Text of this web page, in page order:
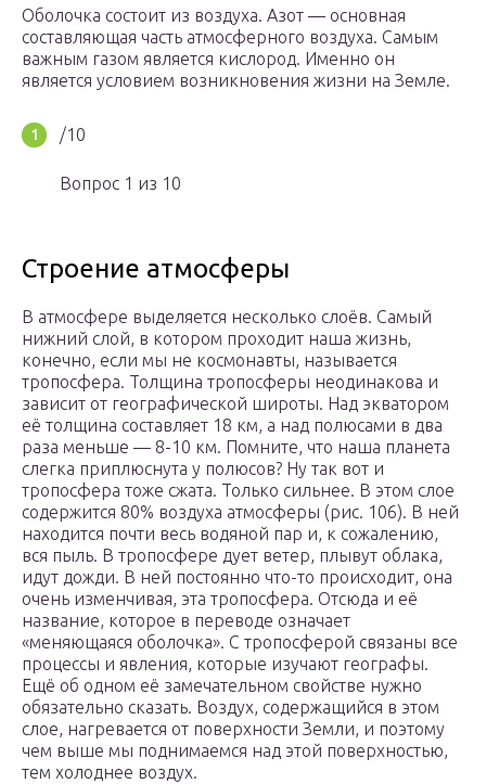
Оболочка состоит из воздуха. Азот — основная
составляющая часть атмосферного воздуха. Самым
важным газом является кислород. Именно он
является условием возникновения жизни на Земле.
/10
Вопрос 1 из 10
Строение атмосферы
В атмосфере выделяется несколько слоёв. Самый
нижний слой, в котором проходит наша жизнь,
конечно, если мы не космонавты, называется
тропосфера. Толщина тропосферы неодинакова и
зависит от географической широты. Над экватором
её толщина составляет 18 км, а над полюсами в два
раза меньше — 8-10 км. Помните, что наша планета
слегка приплюснута у полюсов? Ну так вот и
тропосфера тоже сжата. Только сильнее. В этом слое
содержится 80% воздуха атмосферы (рис. 106). В ней
находится почти весь водяной пар и, к сожалению,
вся пыль. В тропосфере дует ветер, плывут облака,
идут дожди. В ней постоянно что-то происходит, она
очень изменчивая, эта тропосфера. Отсюда и её
название, которое в переводе означает
«меняющаяся оболочка». С тропосферой связаны все
процессы и явления, которые изучают географы.
Ещё об одном её замечательном свойстве нужно
обязательно сказать. Воздух, содержащийся в этом
слое, нагревается от поверхности Земли, и поэтому
чем выше мы поднимаемся над этой поверхностью,
тем холоднее воздух.